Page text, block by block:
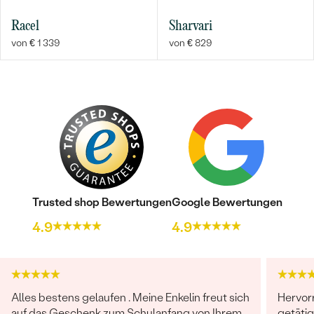
Bestseller
ANSEHEN
Racel
von € 1 339
Sharvari
von € 829
Trusted shop Bewertungen
4.9
Google Bewertungen
4.9
Alles bestens gelaufen . Meine Enkelin freut sich